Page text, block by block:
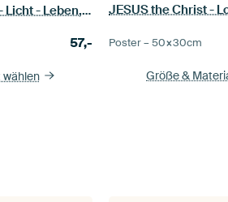
JESUS der Christus - Liebe - Licht - Leben, WEISS
57,-
wählen
JESUS the Christ -
Poster –50×30cm
Größe &